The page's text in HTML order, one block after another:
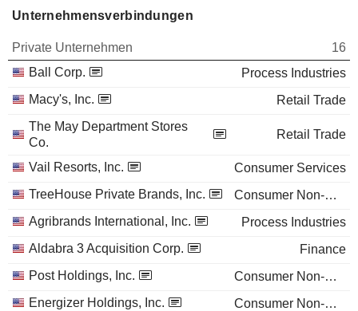
Unternehmensverbindungen
Private Unternehmen
16
Ball Corp.
Process Industries
Macy's, Inc.
Retail Trade
The May Department Stores
Co.
Retail Trade
Vail Resorts, Inc.
Consumer Services
TreeHouse Private Brands, Inc.
Consumer Non-Durables
Agribrands International, Inc.
Process Industries
Aldabra 3 Acquisition Corp.
Finance
Post Holdings, Inc.
Consumer Non-Durables
Energizer Holdings, Inc.
Consumer Non-Durables